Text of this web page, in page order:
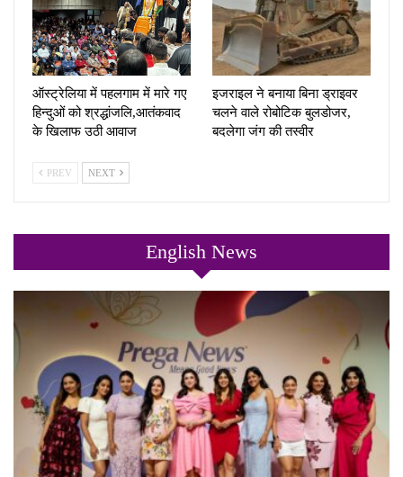
ऑस्ट्रेलिया में पहलगाम में मारे गए
हिन्दुओं को श्रद्धांजलि,आतंकवाद
के खिलाफ उठी आवाज
इजराइल ने बनाया बिना ड्राइवर
चलने वाले रोबोटिक बुलडोजर,
बदलेगा जंग की तस्वीर
PREV NEXT
English News